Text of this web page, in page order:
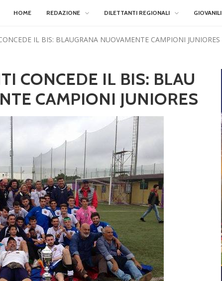
HOME REDAZIONE DILETTANTI REGIONALI GIOVANILI
IL BIS: BLAUGRANA NUOVAMENTE CAMPIONI JUNIORES
CONCEDE IL BIS: BLAU
CAMPIONI JUNIORES